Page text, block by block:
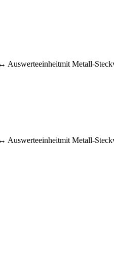
Metall-
Metall-